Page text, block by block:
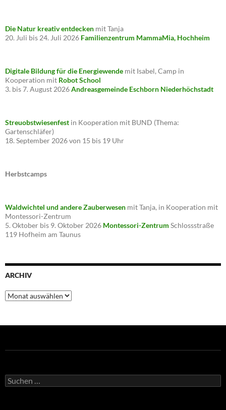
Die Natur kreativ entdecken mit Tanja
20. Juli bis 24. Juli 2026 Familienzentrum MammaMia, Hochheim
Digitale Bildung für die Energiewende mit Isabel, Camp in
Kooperation mit Robot School
3. bis 7. August 2026Andreasgemeinde Eschborn Niederhöchstadt
Streuobstwiesenfest in Kooperation mit BUND (Thema:
Gartenschläfer)
18. September 2026 von 15 bis 19 Uhr
Herbstcamps
Waldwichtel und andere Zauberwesen mit Tanja, in Kooperation mit
Montessori-Zentrum
5. Oktober bis 9. Oktober 2026 Montessori-Zentrum Schlossstraße
119 Hofheim am Taunus
ARCHIV
Archiv
Suche
nach: